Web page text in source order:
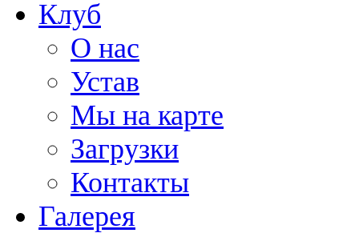
Клуб
О нас
Устав
Мы на карте
Загрузки
Контакты
Галерея